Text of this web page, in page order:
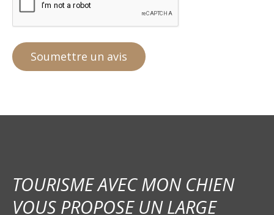
TOURISME AVEC MON CHIEN
VOUS PROPOSE UN LARGE